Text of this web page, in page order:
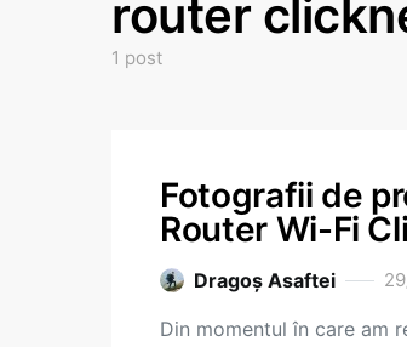
router
1 post
Fotografii de
Router Wi-Fi
Dragoş Asaftei
Din momentul în care am